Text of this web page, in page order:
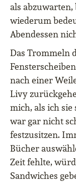
als abzuwarten,
wiederum
Abendessen
Das Trommeln
nach einer
Livy
mich, als ich
war gar nicht
festzusitzen.
Bücher
Zeit fehlte,
Sandwiches